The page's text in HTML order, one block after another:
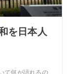
を日本人
て何が語れるの